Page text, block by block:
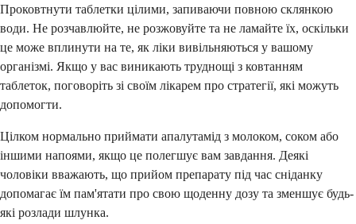
Проковтнути таблетки цілими, запиваючи повною склянкою
води. Не розчавлюйте, не розжовуйте та не ламайте їх, оскільки
це може вплинути на те, як ліки вивільняються у вашому
організмі. Якщо у вас виникають труднощі з ковтанням
таблеток, поговоріть зі своїм лікарем про стратегії, які можуть
допомогти.
Цілком нормально приймати апалутамід з молоком, соком або
іншими напоями, якщо це полегшує вам завдання. Деякі
чоловіки вважають, що прийом препарату під час сніданку
допомагає їм пам'ятати про свою щоденну дозу та зменшує будь-
які розлади шлунка.